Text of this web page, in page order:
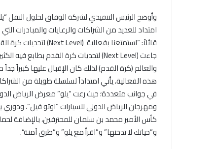
وأوضح الرئيس التنفيذي لشركة الوفاق لحلول النقل
امتداد للعديد من الشراكات والرعايات والمبادرات
قائلاً: “استمتعنا بفعالية (Next Level)
لتحديات كرة
جاءت(Next Level)
لتحديات كرة القدم بطابع فيه
والعالم (كرة القدم) لذلك كان الإقبال عليها كبيراً
هذه الفعالية، يأتي امتداداً لسلسلة طويلة من
في جوانب متعددة؛ حيث رعت “يلو” معرض الرياض
ومهرجان الرياض الدولي للسيارات “اوتو فيل”،
كأس الأمير محمد بن سلمان للمحترفين، بالإضافة
و”حياتك لا تدخنها” و”اقرأ مع يلو” و”طرق آمنة“.